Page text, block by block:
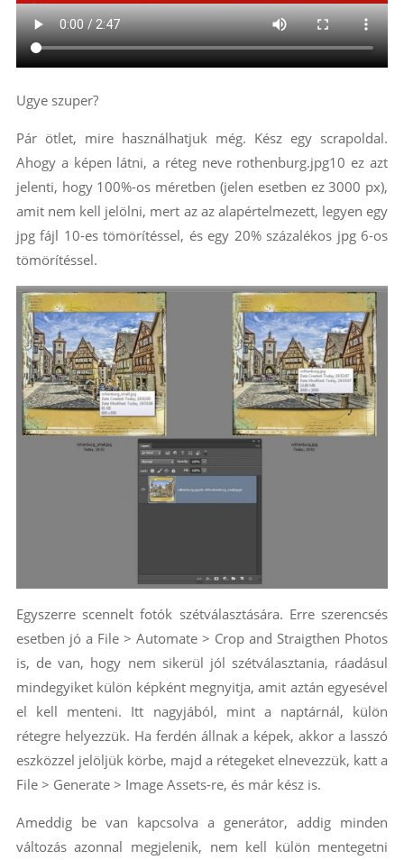
Ugye szuper?
Pár ötlet, mire használhatjuk még. Kész egy scrapoldal.
Ahogy a képen látni, a réteg neve rothenburg.jpg10 ez azt
jelenti, hogy 100%-os méretben (jelen esetben ez 3000 px),
amit nem kell jelölni, mert az az alapértelmezett, legyen egy
jpg fájl 10-es tömörítéssel, és egy 20% százalékos jpg 6-os
tömörítéssel.
Egyszerre scennelt fotók szétválasztására. Erre szerencsés
esetben jó a File > Automate > Crop and Straigthen Photos
is, de van, hogy nem sikerül jól szétválasztania, ráadásul
mindegyiket külön képként megnyitja, amit aztán egyesével
el kell menteni. Itt nagyjából, mint a naptárnál, külön
rétegre helyezzük. Ha ferdén állnak a képek, akkor a lasszó
eszközzel jelöljük körbe, majd a rétegeket elnevezzük, katt a
File > Generate > Image Assets-re, és már kész is.
Ameddig be van kapcsolva a generátor, addig minden
változás azonnal megjelenik, nem kell külön mentegetni